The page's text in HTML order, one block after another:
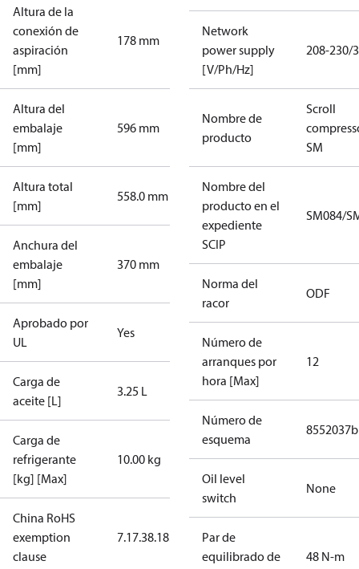
Altura de la
conexión de
aspiración
[mm]
178 mm
Altura del
embalaje
[mm]
596 mm
Altura total
[mm]
558.0 mm
Anchura del
embalaje
[mm]
370 mm
Aprobado por
UL
Yes
Carga de
aceite [L]
3.25 L
Carga de
refrigerante
[kg] [Max]
10.00 kg
China RoHS
exemption
clause
7.17.38.18.3.1
Network
power supply
[V/Ph/Hz]
208-230/
Nombre de
producto
Scroll
SM
Nombre del
producto en el
expediente
SCIP
SM084/
Norma del
racor
ODF
Número de
arranques por
hora [Max]
12
Número de
esquema
8552037b
Oil level
switch
None
Par de
equilibrado de
48 N-m